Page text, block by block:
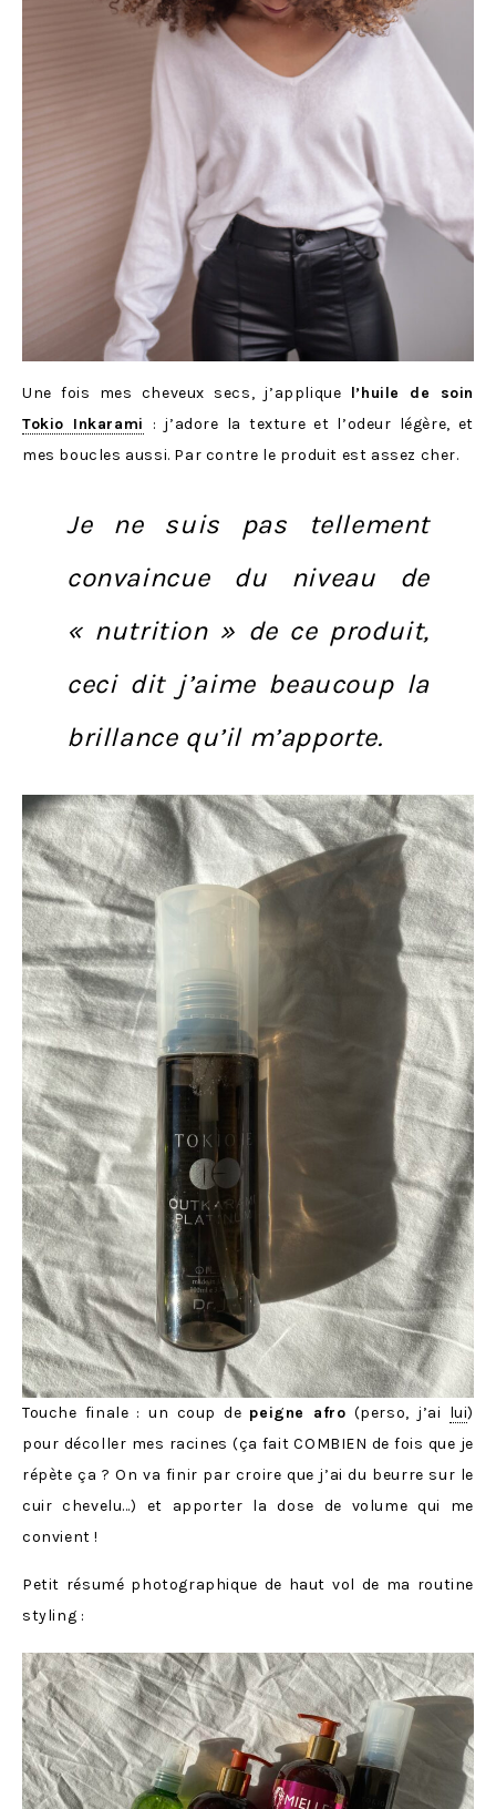
Une fois mes cheveux secs, j’applique l’huile de soin
Tokio Inkarami
: j’adore la texture et l’odeur légère, et
mes boucles aussi. Par contre le produit est assez cher.
Je ne suis pas tellement
convaincue du niveau de
« nutrition » de ce produit,
ceci dit j’aime beaucoup la
brillance qu’il m’apporte.
Touche finale : un coup de peigne afro (perso, j’ai lui)
pour décoller mes racines (ça fait COMBIEN de fois que je
répète ça ? On va finir par croire que j’ai du beurre sur le
cuir chevelu…) et apporter la dose de volume qui me
convient !
Petit résumé photographique de haut vol de ma routine
styling :